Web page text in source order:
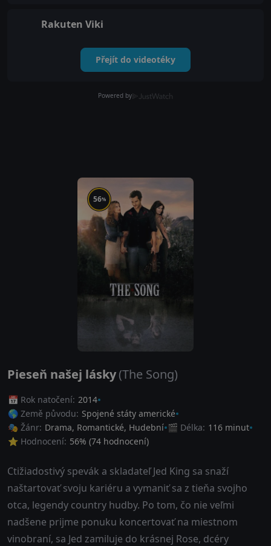
Rakuten Viki
Přejít do videotéky
Powered by
56%
Pieseň našej lásky(The Song)
📅 Rok natočení: 2014
🌎 Země původu: Spojené státy americké
🎭 Žánr: Drama, Romantické, Hudební 🎬 Délka: 116 minut
⭐ Hodnocení: 56% (74 hodnocení)
Ctižiadostivý spevák a skladateľ Jed King sa snaží
naštartovať svoju kariéru a vymaniť sa z tieňa svojho
otca, legendy country hudby. Po tom, čo nie veľmi
nadšene prijme ponuku koncertovať na miestnom
vinobraní, sa Jed zamiluje do krásnej Rose, dcéry